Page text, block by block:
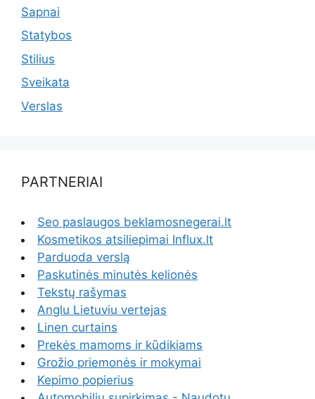
Sapnai
Statybos
Stilius
Sveikata
Verslas
PARTNERIAI
Seo paslaugos beklamosnegerai.lt
Kosmetikos atsiliepimai Influx.lt
Parduoda verslą
Paskutinės minutės kelionės
Tekstų rašymas
Anglu Lietuviu vertejas
Linen curtains
Prekės mamoms ir kūdikiams
Grožio priemonės ir mokymai
Kepimo popierius